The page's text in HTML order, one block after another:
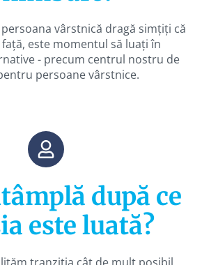
vârstnică dragă simțiți că
este momentul să luați în
- precum centrul nostru de
persoane vârstnice.
după ce
este luată?